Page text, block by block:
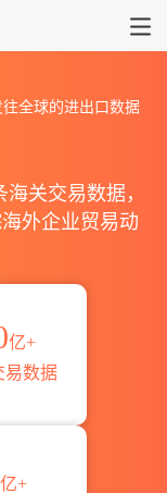
往全球的进出口数据
关交易数据，
外企业贸易动
亿+
易数据
亿+